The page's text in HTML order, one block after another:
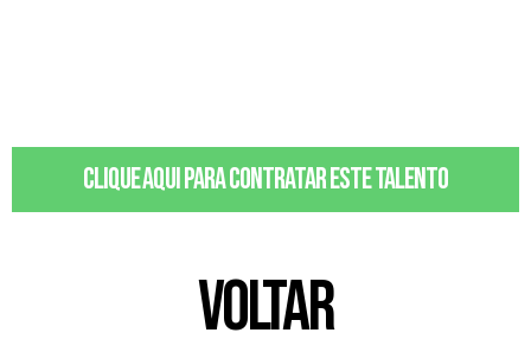
Clique aqui para contratar este talento
VOLTAR